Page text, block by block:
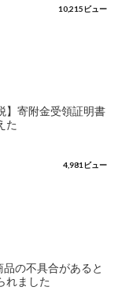
10,215ビュー
】寄附金受領証明書
た
4,981ビュー
の不具合があると
れました